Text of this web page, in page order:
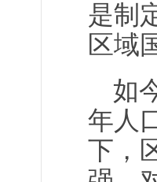
是制
区域
如
年人
下，